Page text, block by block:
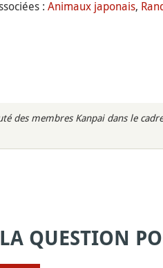
: Animaux japonais,
des membres Kanpai dans le
QUESTION